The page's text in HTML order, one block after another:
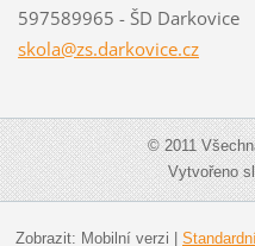
597589965 - ŠD Darkovice
skola@zs.darkovice.cz
© 2011
Vytvořeno
Zobrazit: Mobilní verzi